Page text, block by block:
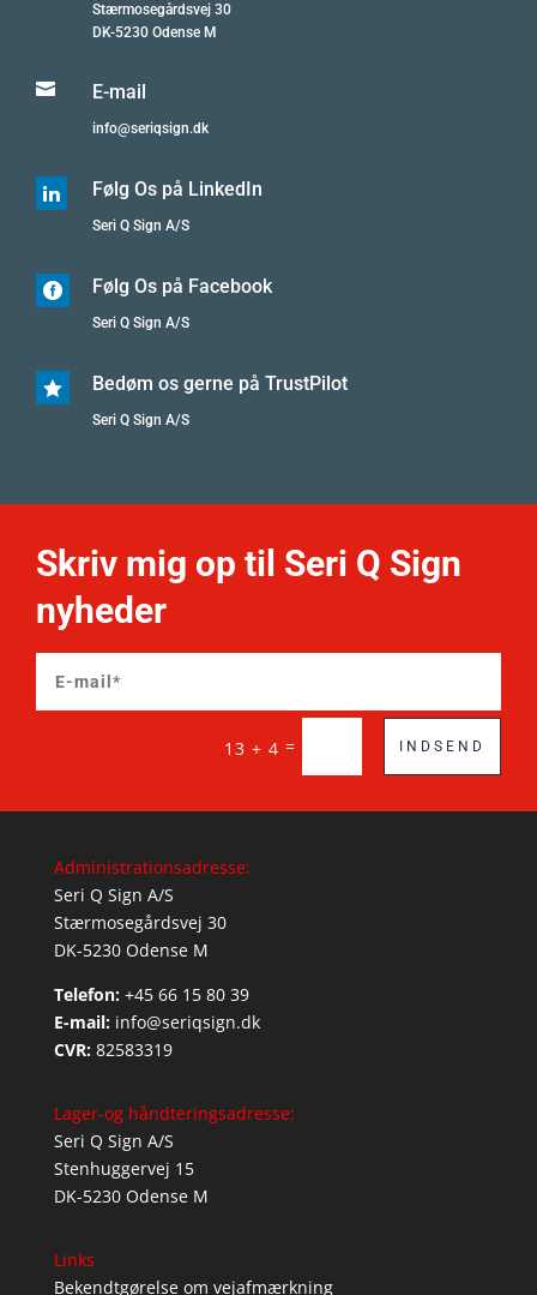
Stærmosegårdsvej 30
DK-5230 Odense M
 E-mail
info@seriqsign.dk
 Følg Os på LinkedIn
Seri Q Sign A/S
 Følg Os på Facebook
Seri Q Sign A/S
 Bedøm os gerne på TrustPilot
Seri Q Sign A/S
Skriv mig op til Seri Q Sign
nyheder
13 + 4 = INDSEND
Administrationsadresse:
Seri Q Sign A/S
Stærmosegårdsvej 30
DK-5230 Odense M
Telefon: +45 66 15 80 39
E-mail: info@seriqsign.dk
CVR: 82583319
Lager-og håndteringsadresse:
Seri Q Sign A/S
Stenhuggervej 15
DK-5230 Odense M
Links
Bekendtgørelse om vejafmærkning